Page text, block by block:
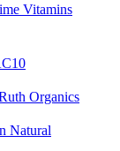
Vitamins
Organics
Natural